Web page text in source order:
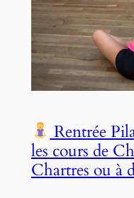
Rentrée
les cours de
Chartres ou à